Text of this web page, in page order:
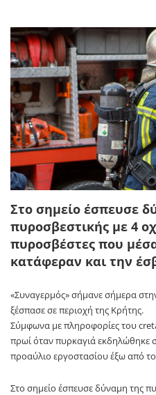
Στο σημείο έσπευσε
πυροσβεστικής με 4
πυροσβέστες που
κατάφεραν και την
«Συναγερμός» σήμανε σήμερα
ξέσπασε σε περιοχή της Κρήτης.
Σύμφωνα με πληροφορίες του
πρωί όταν πυρκαγιά εκδηλώθηκε
προαύλιο εργοστασίου έξω από
Στο σημείο έσπευσε δύναμη της